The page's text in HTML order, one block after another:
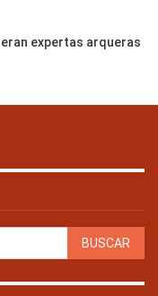
expertas arqueras